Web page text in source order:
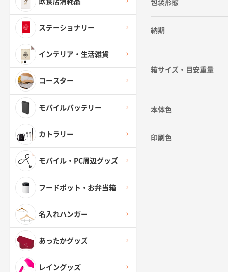
ステーショナリー
インテリア・生活雑貨
コースター
モバイルバッテリー
カトラリー
モバイル・PC周辺グッズ
フードポット・お弁当箱
名入れハンガー
あったかグッズ
レイングッズ
包装形態
納期
箱サイズ・目安重量
本体色
印刷色